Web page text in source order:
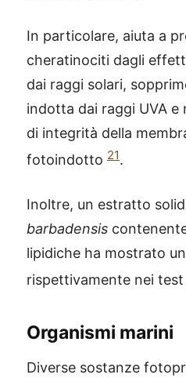
In particolare, aiuta a
cheratinociti dagli
dai raggi solari,
indotta dai raggi UVA e
di integrità della
fotoindotto 21.
Inoltre, un estratto
barbadensis
lipidiche ha mostrato un
rispettivamente nei
Organismi marini
Diverse sostanze